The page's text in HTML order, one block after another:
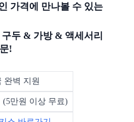
가격에 만나볼 수 있는
두 & 가방 & 액세서리
!
완벽 지원
(5만원 이상 무료)